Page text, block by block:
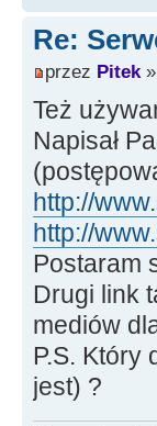
Re:
przez Pitek»
Też
Napisał
http://
http://
Postaram
Drugi link
mediów
P.S. Który
jest) ?